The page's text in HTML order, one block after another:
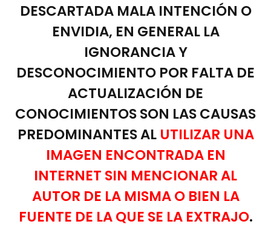
DESCARTADA MALA INTENCIÓN O
ENVIDIA, EN GENERAL LA
IGNORANCIA Y
DESCONOCIMIENTO POR FALTA DE
ACTUALIZACIÓN DE
CONOCIMIENTOS SON LAS CAUSAS
PREDOMINANTES AL UTILIZAR UNA
IMAGEN ENCONTRADA EN
INTERNET SIN MENCIONAR AL
AUTOR DE LA MISMA O BIEN LA
FUENTE DE LA QUE SE LA EXTRAJO.